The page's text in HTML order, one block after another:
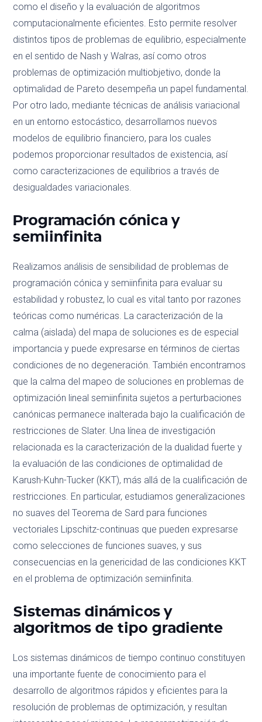
como el diseño y la evaluación de algoritmos
computacionalmente eficientes. Esto permite resolver
distintos tipos de problemas de equilibrio, especialmente
en el sentido de Nash y Walras, así como otros
problemas de optimización multiobjetivo, donde la
optimalidad de Pareto desempeña un papel fundamental.
Por otro lado, mediante técnicas de análisis variacional
en un entorno estocástico, desarrollamos nuevos
modelos de equilibrio financiero, para los cuales
podemos proporcionar resultados de existencia, así
como caracterizaciones de equilibrios a través de
desigualdades variacionales.
Programación cónica y
semiinfinita
Realizamos análisis de sensibilidad de problemas de
programación cónica y semiinfinita para evaluar su
estabilidad y robustez, lo cual es vital tanto por razones
teóricas como numéricas. La caracterización de la
calma (aislada) del mapa de soluciones es de especial
importancia y puede expresarse en términos de ciertas
condiciones de no degeneración. También encontramos
que la calma del mapeo de soluciones en problemas de
optimización lineal semiinfinita sujetos a perturbaciones
canónicas permanece inalterada bajo la cualificación de
restricciones de Slater. Una línea de investigación
relacionada es la caracterización de la dualidad fuerte y
la evaluación de las condiciones de optimalidad de
Karush-Kuhn-Tucker (KKT), más allá de la cualificación de
restricciones. En particular, estudiamos generalizaciones
no suaves del Teorema de Sard para funciones
vectoriales Lipschitz-continuas que pueden expresarse
como selecciones de funciones suaves, y sus
consecuencias en la genericidad de las condiciones KKT
en el problema de optimización semiinfinita.
Sistemas dinámicos y
algoritmos de tipo gradiente
Los sistemas dinámicos de tiempo continuo constituyen
una importante fuente de conocimiento para el
desarrollo de algoritmos rápidos y eficientes para la
resolución de problemas de optimización, y resultan